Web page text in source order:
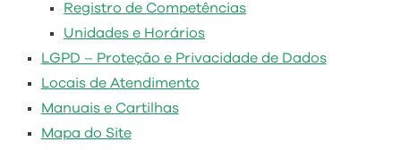
Registro de Competências
Unidades e Horários
LGPD – Proteção e Privacidade de Dados
Locais de Atendimento
Manuais e Cartilhas
Mapa do Site